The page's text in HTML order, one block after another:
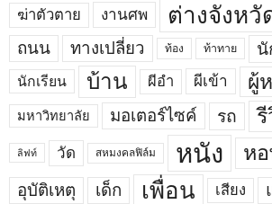
ฆ่าตัวตาย
งานศพ ต่างจังหวั
ถนน ทางเปลี่ยว ท้อง ท้าทาย นั
นักเรียน บ้าน ผีอำ ผีเข้า ผู้
มหาวิทยาลัย มอเตอร์ไซค์ รถ รี
ลิฟท์ วัด สหมงคลฟิล์ม หนัง ห
อุบัติเหตุ เด็ก เพื่อน เสียง